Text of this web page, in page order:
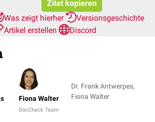
Zitat kopieren
Was zeigt hierher
Versionsgeschichte
Artikel erstellen
Discord
Fiona Walter
DocCheck Team
Dr. Frank Antwerpes,
Fiona Walter